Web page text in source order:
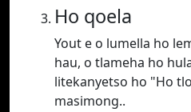
Ho qoela
Yout e o lumella ho
hau, o tlameha ho
litekanyetso ho "Ho
masimong..